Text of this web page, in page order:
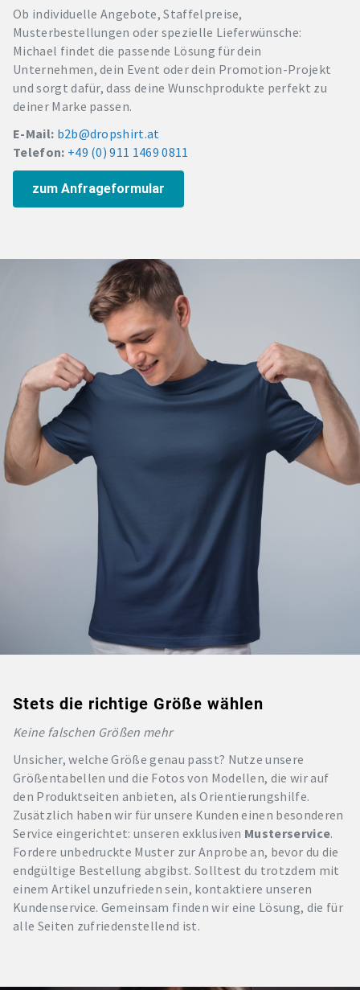
Ob individuelle Angebote, Staffelpreise,
Musterbestellungen oder spezielle Lieferwünsche:
Michael findet die passende Lösung für dein
Unternehmen, dein Event oder dein Promotion-Projekt
und sorgt dafür, dass deine Wunschprodukte perfekt zu
deiner Marke passen.
E-Mail: b2b@dropshirt.at
Telefon: +49 (0) 911 1469 0811
zum Anfrageformular
Stets die richtige Größe wählen
Keine falschen Größen mehr
Unsicher, welche Größe genau passt? Nutze unsere
Größentabellen und die Fotos von Modellen, die wir auf
den Produktseiten anbieten, als Orientierungshilfe.
Zusätzlich haben wir für unsere Kunden einen besonderen
Service eingerichtet: unseren exklusiven Musterservice.
Fordere unbedruckte Muster zur Anprobe an, bevor du die
endgültige Bestellung abgibst. Solltest du trotzdem mit
einem Artikel unzufrieden sein, kontaktiere unseren
Kundenservice. Gemeinsam finden wir eine Lösung, die für
alle Seiten zufriedenstellend ist.